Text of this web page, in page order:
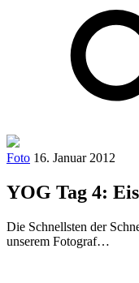
Foto 16. Januar 2012
YOG Tag 4:
Die Schnellsten der
unserem Fotograf…